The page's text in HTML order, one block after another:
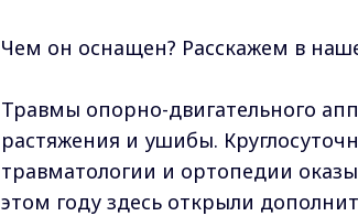
Чем он оснащен? Расскажем в
Травмы опорно-двигательного
растяжения и ушибы.
травматологии и ортопедии
этом году здесь открыли